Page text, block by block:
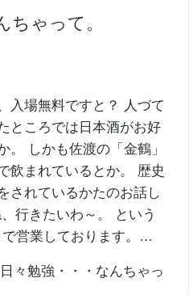
ちゃって。
入場無料ですと？ 人づて
ところでは日本酒がお好
。 しかも佐渡の「金鶴」
飲まれているとか。 歴史
されているかたのお話し
行きたいわ～。 という
で営業しております。…